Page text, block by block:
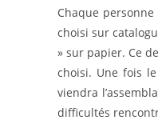
Chaque
choisi sur
» sur papier. Ce
choisi. Une fois
viendra
difficultés